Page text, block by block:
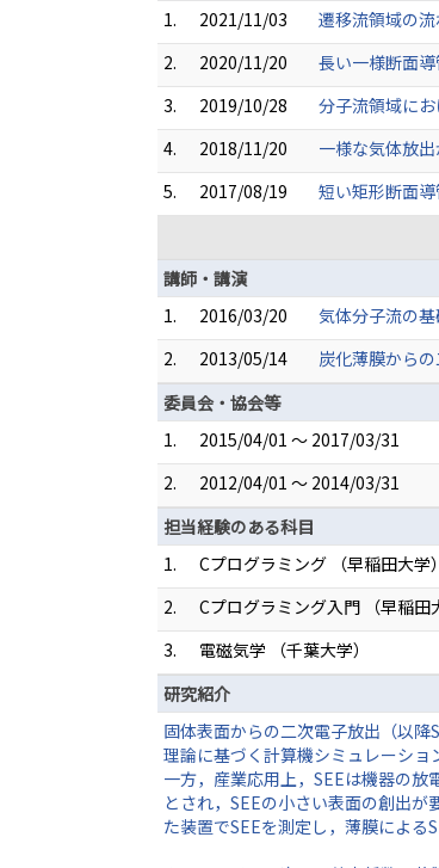
1.
2021/11/03
遷移流領域の
2.
2020/11/20
長い一様断面
3.
2019/10/28
分子流領域に
4.
2018/11/20
一様な気体放
5.
2017/08/19
短い矩形断面
講師・講演
1.
2016/03/20
気体分子流の
2.
2013/05/14
炭化薄膜から
委員会・協会等
1.
2015/04/01 ～ 2017/03/31
2.
2012/04/01 ～ 2014/03/31
担当経験のある科目
1.
Cプログラミング （早稲田大学）
2.
Cプログラミング入門 （早稲田
3.
電磁気学 （千葉大学）
研究紹介
固体表面からの二次電子放出（以
理論に基づく計算機シミュレーショ
一方，産業応用上，SEEは機器の
とされ，SEEの小さい表面の創出
た装置でSEEを測定し，薄膜による